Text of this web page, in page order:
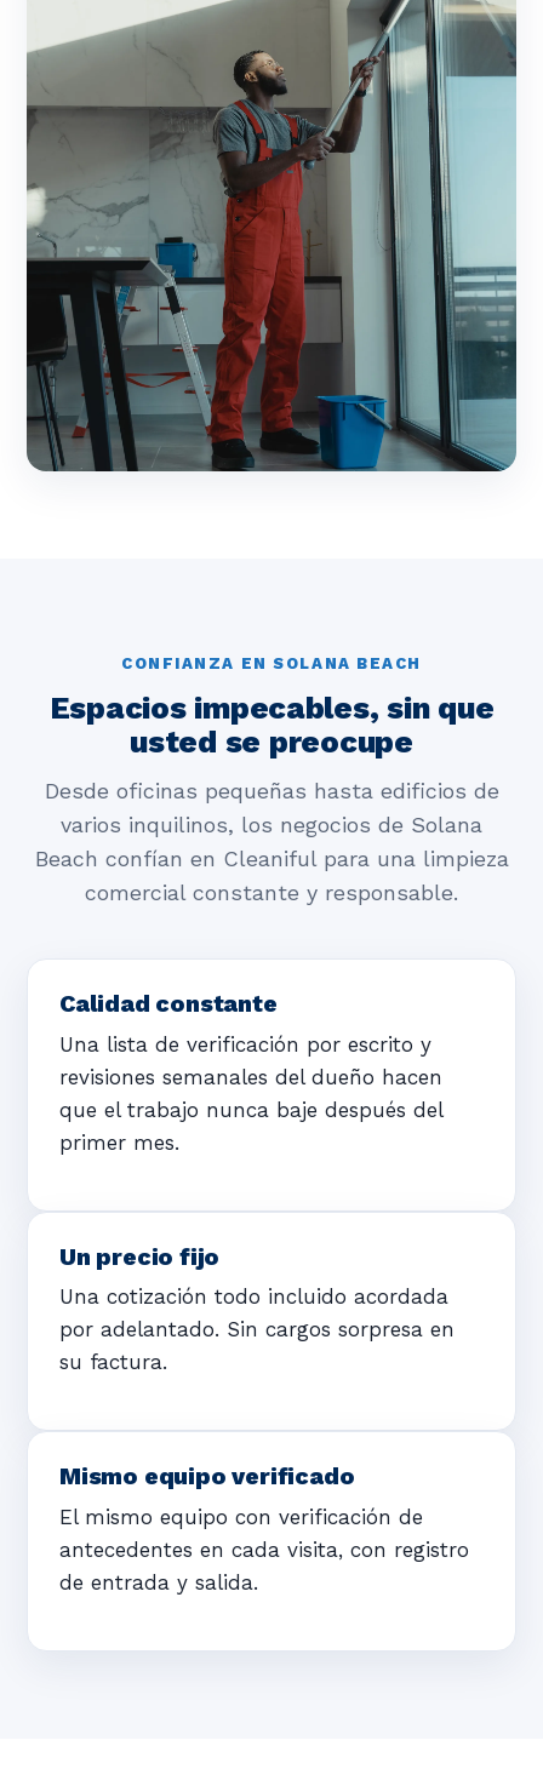
CONFIANZA EN SOLANA BEACH
Espacios impecables, sin que
usted se preocupe
Desde oficinas pequeñas hasta edificios de
varios inquilinos, los negocios de Solana
Beach confían en Cleaniful para una limpieza
comercial constante y responsable.
Calidad constante
Una lista de verificación por escrito y
revisiones semanales del dueño hacen
que el trabajo nunca baje después del
primer mes.
Un precio fijo
Una cotización todo incluido acordada
por adelantado. Sin cargos sorpresa en
su factura.
Mismo equipo verificado
El mismo equipo con verificación de
antecedentes en cada visita, con registro
de entrada y salida.